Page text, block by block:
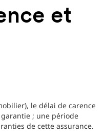
et
le délai de carence
garantie ; une période
de cette assurance.